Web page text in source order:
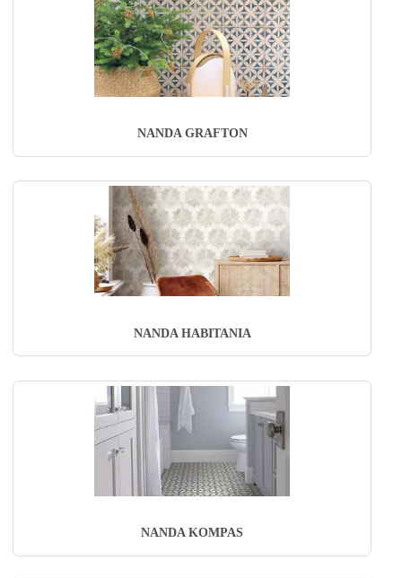
NANDA GRAFTON
NANDA HABITANIA
NANDA KOMPAS